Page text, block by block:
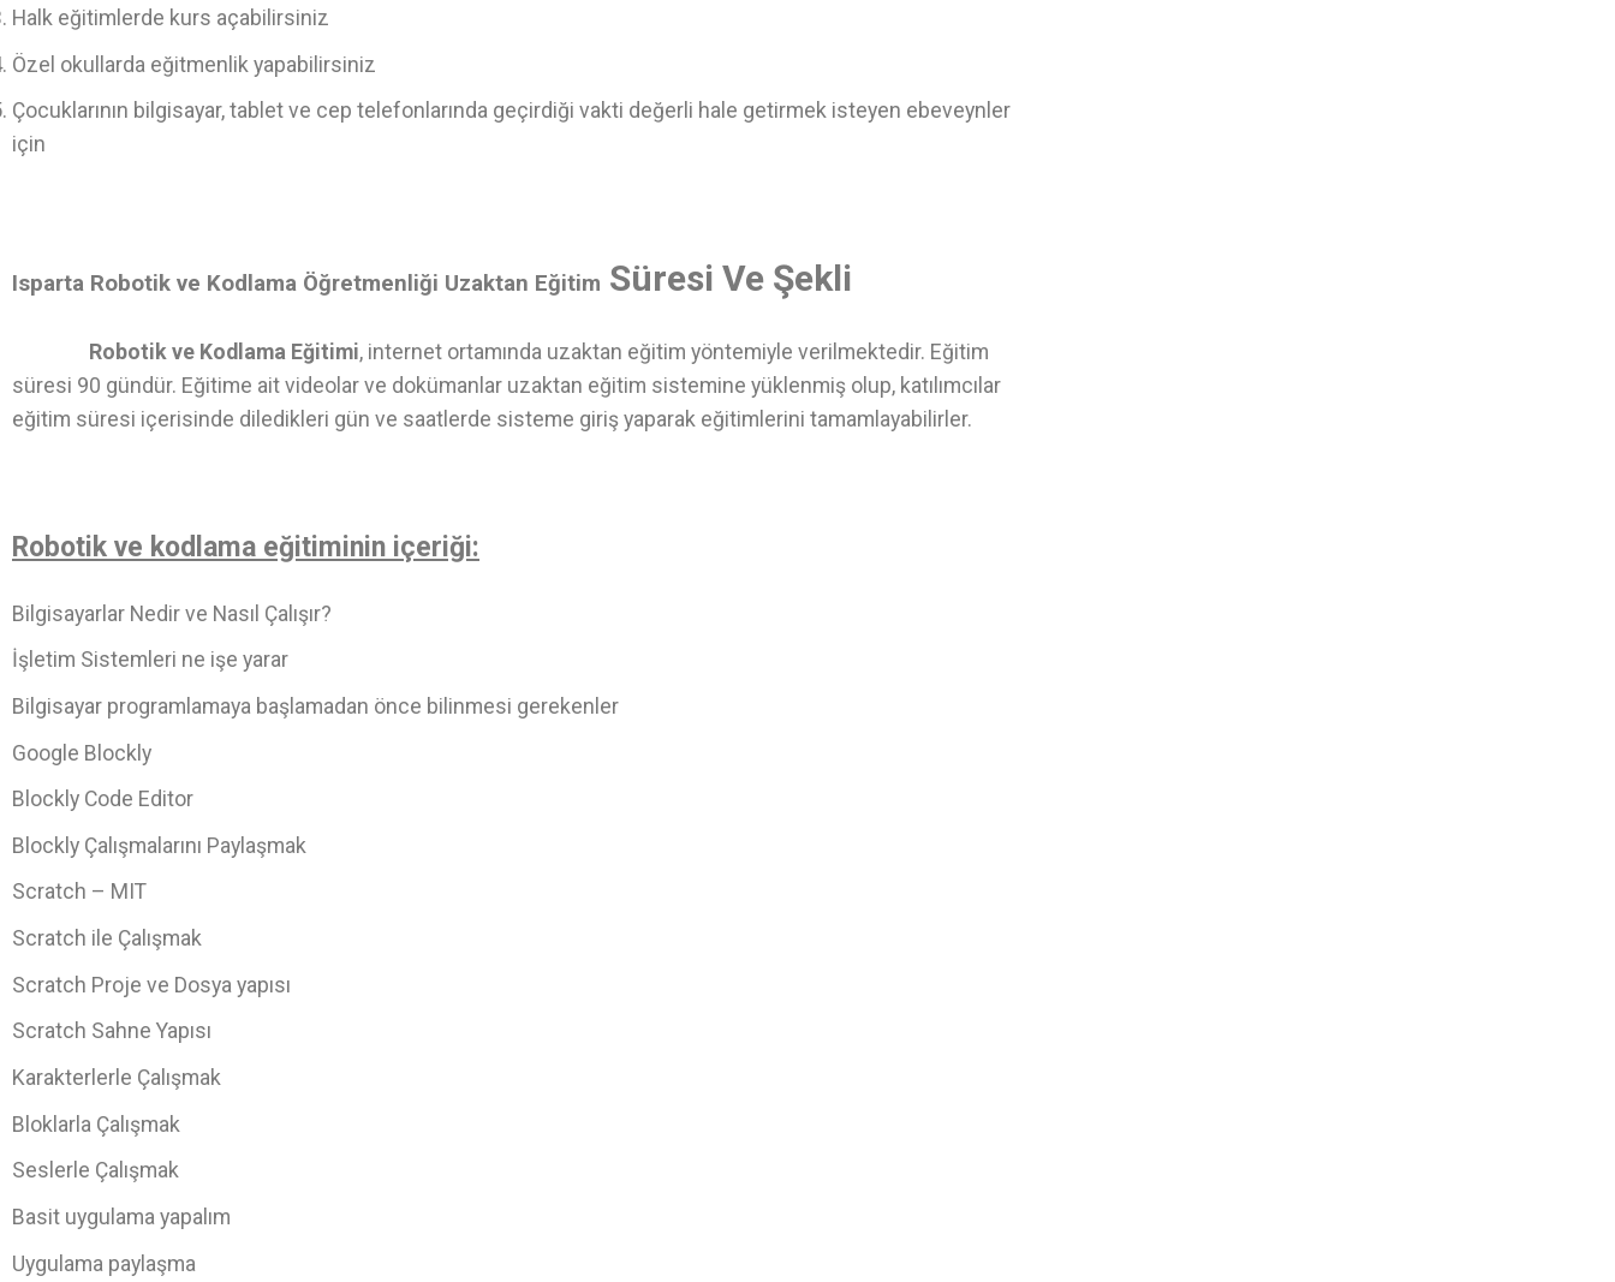
Halk eğitimlerde kurs açabilirsiniz
Özel okullarda eğitmenlik yapabilirsiniz
Çocuklarının bilgisayar, tablet ve cep telefonlarında geçirdiği vakti değerli hale getirmek isteyen ebeveynler
için
Isparta Robotik ve Kodlama Öğretmenliği Uzaktan Eğitim Süresi Ve Şekli
Robotik ve Kodlama Eğitimi, internet ortamında uzaktan eğitim yöntemiyle verilmektedir. Eğitim
süresi 90 gündür. Eğitime ait videolar ve dokümanlar uzaktan eğitim sistemine yüklenmiş olup, katılımcılar
eğitim süresi içerisinde diledikleri gün ve saatlerde sisteme giriş yaparak eğitimlerini tamamlayabilirler.
Robotik ve kodlama eğitiminin içeriği:
Bilgisayarlar Nedir ve Nasıl Çalışır?
İşletim Sistemleri ne işe yarar
Bilgisayar programlamaya başlamadan önce bilinmesi gerekenler
Google Blockly
Blockly Code Editor
Blockly Çalışmalarını Paylaşmak
Scratch – MIT
Scratch ile Çalışmak
Scratch Proje ve Dosya yapısı
Scratch Sahne Yapısı
Karakterlerle Çalışmak
Bloklarla Çalışmak
Seslerle Çalışmak
Basit uygulama yapalım
Uygulama paylaşma